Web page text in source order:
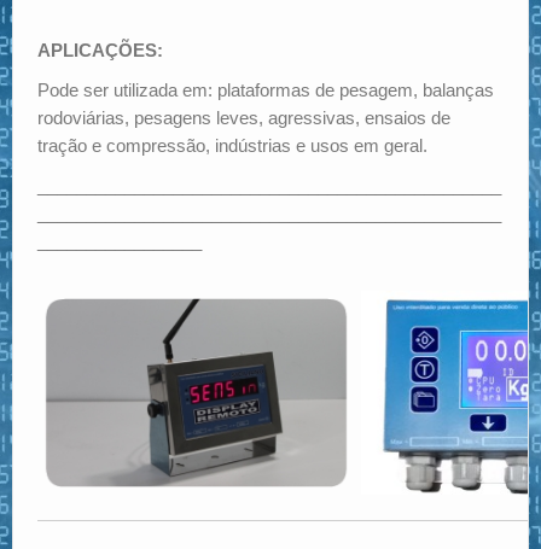
APLICAÇÕES:
Pode ser utilizada em: plataformas de pesagem, balanças
rodoviárias, pesagens leves, agressivas, ensaios de
tração e compressão, indústrias e usos em geral.